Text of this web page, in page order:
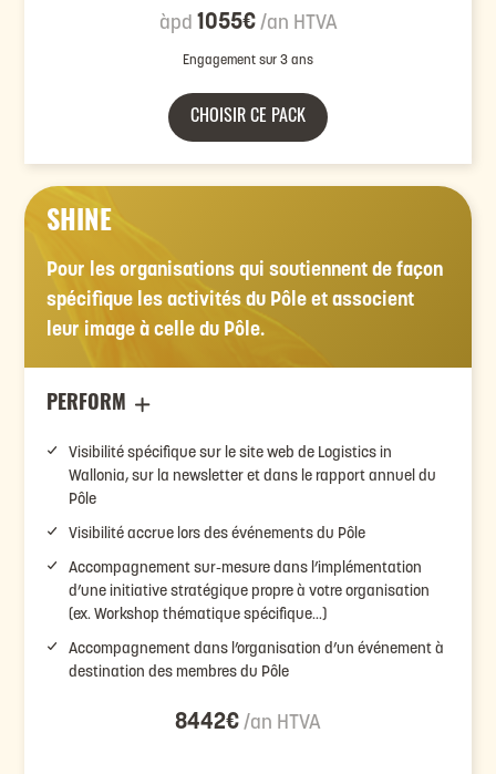
àpd 1055€/an HTVA
Engagement sur 3 ans
CHOISIR CE PACK
SHINE
Pour les organisations qui soutiennent de façon
spécifique les activités du Pôle et associent
leur image à celle du Pôle.
PERFORM
Visibilité spécifique sur le site web de Logistics in
Wallonia, sur la newsletter et dans le rapport annuel du
Pôle
Visibilité accrue lors des événements du Pôle
Accompagnement sur-mesure dans l’implémentation
d’une initiative stratégique propre à votre organisation
(ex. Workshop thématique spécifique…)
Accompagnement dans l’organisation d’un événement à
destination des membres du Pôle
8442€ /an HTVA